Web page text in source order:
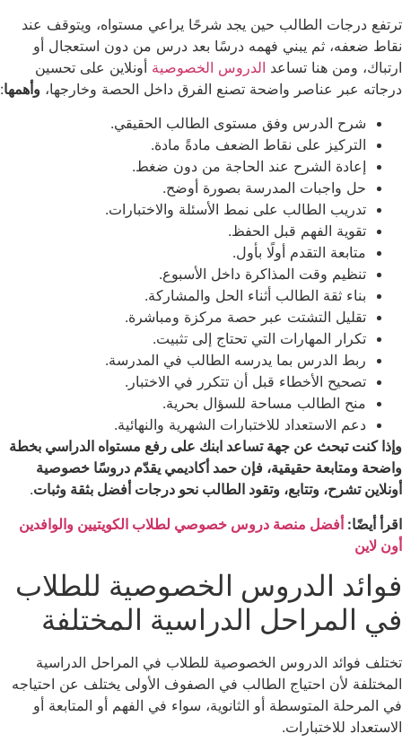
ترتفع درجات الطالب حين يجد شرحًا يراعي مستواه، ويتوقف عند
نقاط ضعفه، ثم يبني فهمه درسًا بعد درس من دون استعجال أو
ارتباك، ومن هنا تساعد الدروس الخصوصية أونلاين على تحسين
درجاته عبر عناصر واضحة تصنع الفرق داخل الحصة وخارجها، وأهمها:
شرح الدرس وفق مستوى الطالب الحقيقي.
التركيز على نقاط الضعف مادةً مادة.
إعادة الشرح عند الحاجة من دون ضغط.
حل واجبات المدرسة بصورة أوضح.
تدريب الطالب على نمط الأسئلة والاختبارات.
تقوية الفهم قبل الحفظ.
متابعة التقدم أولًا بأول.
تنظيم وقت المذاكرة داخل الأسبوع.
بناء ثقة الطالب أثناء الحل والمشاركة.
تقليل التشتت عبر حصة مركزة ومباشرة.
تكرار المهارات التي تحتاج إلى تثبيت.
ربط الدرس بما يدرسه الطالب في المدرسة.
تصحيح الأخطاء قبل أن تتكرر في الاختبار.
منح الطالب مساحة للسؤال بحرية.
دعم الاستعداد للاختبارات الشهرية والنهائية.
وإذا كنت تبحث عن جهة تساعد ابنك على رفع مستواه الدراسي بخطة
واضحة ومتابعة حقيقية، فإن حمد أكاديمي يقدّم دروسًا خصوصية
أونلاين تشرح، وتتابع، وتقود الطالب نحو درجات أفضل بثقة وثبات.
اقرأ أيضًا:أفضل منصة دروس خصوصي لطلاب الكويتيين والوافدين
أون لاين
فوائد الدروس الخصوصية للطلاب
في المراحل الدراسية المختلفة
تختلف فوائد الدروس الخصوصية للطلاب في المراحل الدراسية
المختلفة لأن احتياج الطالب في الصفوف الأولى يختلف عن احتياجه
في المرحلة المتوسطة أو الثانوية، سواء في الفهم أو المتابعة أو
الاستعداد للاختبارات.